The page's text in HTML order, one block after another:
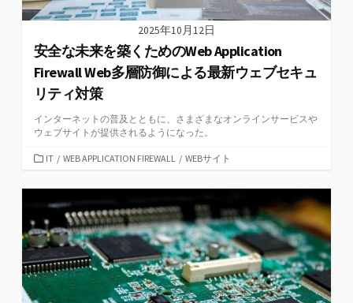
2025年10月12日
安全な未来を築くためのWeb Application
Firewall Web多層防御による最新ウェブセキュ
リティ対策
インターネットの普及とともに、さまざまなオンラインサービスや
ウェブサイトが提供されるようになった。
カ
ゴ
リ
ー
IT / WEB APPLICATION FIREWALL / WEBサイト